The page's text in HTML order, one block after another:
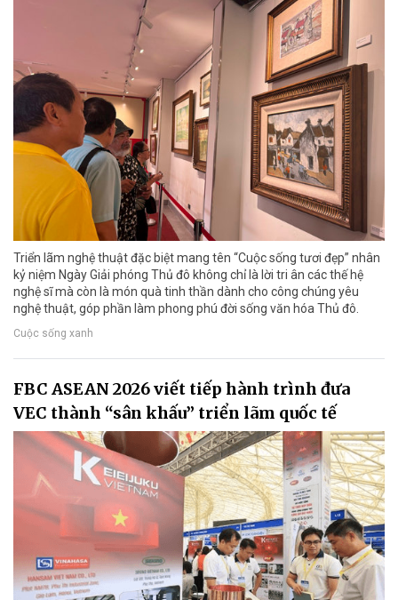
Triển lãm nghệ thuật đặc biệt mang tên “Cuộc sống tươi đẹp” nhân
kỷ niệm Ngày Giải phóng Thủ đô không chỉ là lời tri ân các thế hệ
nghệ sĩ mà còn là món quà tinh thần dành cho công chúng yêu
nghệ thuật, góp phần làm phong phú đời sống văn hóa Thủ đô.
Cuộc sống xanh
FBC ASEAN 2026 viết tiếp hành trình đưa
VEC thành “sân khấu” triển lãm quốc tế